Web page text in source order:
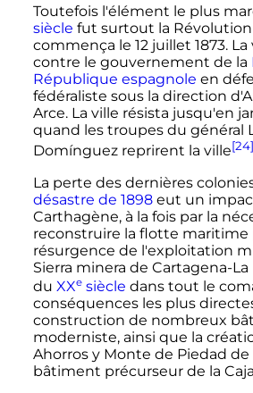
Toutefois l'élément le plus
siècle fut surtout la
commença le 12 juillet 1873.
contre le gouvernement de la
République espagnole en
fédéraliste sous la direction
Arce. La ville résista jusqu'en
quand les troupes du général
Domínguez reprirent la ville[24]
La perte des dernières
désastre de 1898eut un
Carthagène, à la fois par la
reconstruire la flotte maritime
résurgence de l'exploitation
Sierra minera de Cartagena-
du XXesiècle dans tout le
conséquences les plus
construction de nombreux
moderniste, ainsi que la
Ahorros y Monte de Piedad de
bâtiment précurseur de la